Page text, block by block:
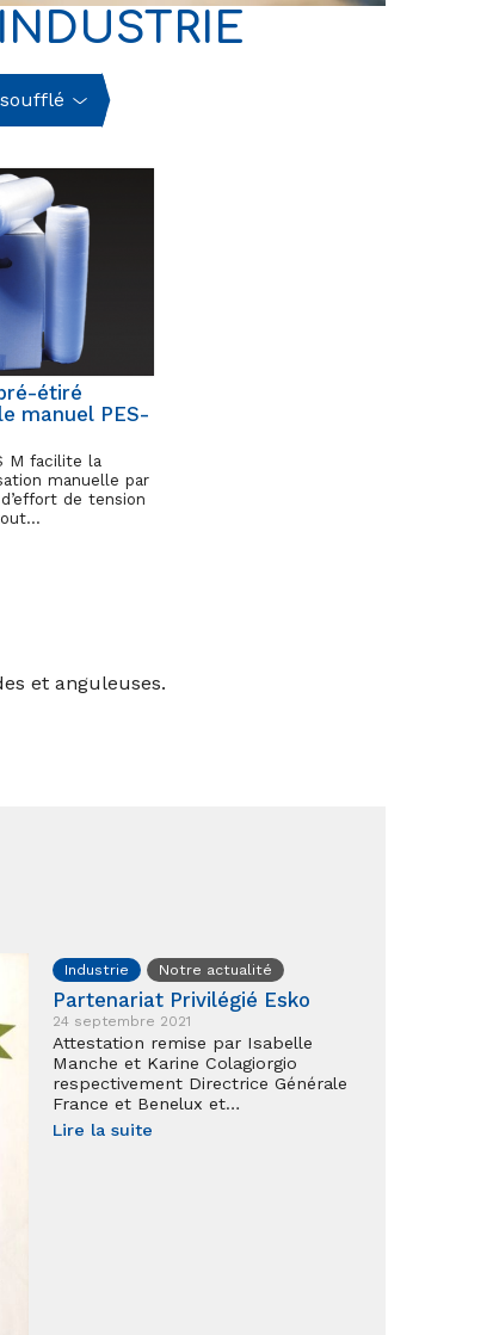
étiré
manuel PES-
M facilite la
manuelle par
de tension
et anguleuses.
Industrie Notre actualité
Partenariat Privilégié Esko
24 septembre 2021
Attestation remise par Isabelle
Manche et Karine Colagiorgio
respectivement Directrice Générale
France et Benelux et…
Lire la suite